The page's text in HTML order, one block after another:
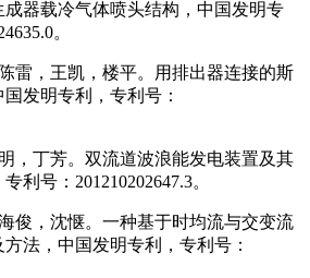
器载冷气体喷头结构，中国发明专
。
雷，王凯，楼平。用排出器连接的斯
发明专利，专利号：
，丁芳。双流道波浪能发电装置及其
利号：201210202647.3。
俊，沈惬。一种基于时均流与交变流
法，中国发明专利，专利号：